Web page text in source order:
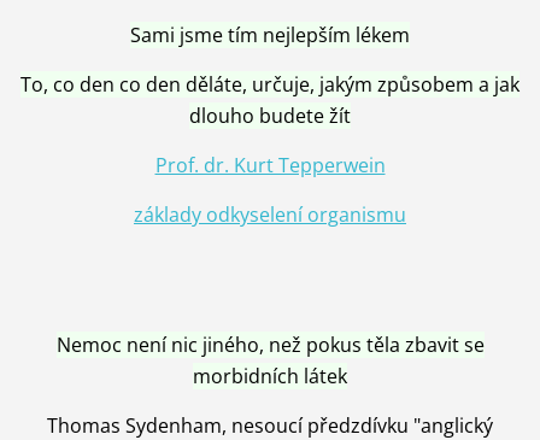
Sami jsme tím nejlepším lékem
To, co den co den děláte, určuje, jakým způsobem a jak
dlouho budete žít
Prof. dr. Kurt Tepperwein
základy odkyselení organismu
Nemoc není nic jiného, než pokus těla zbavit se
morbidních látek
Thomas Sydenham, nesoucí předzdívku "anglický